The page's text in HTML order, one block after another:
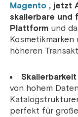
Magento , jetzt
skalierbare und
Plattform und
höheren
Skalierbarkeit
von hohem
perfekt für